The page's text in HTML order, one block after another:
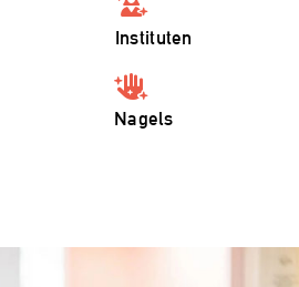
Instituten
Nagels